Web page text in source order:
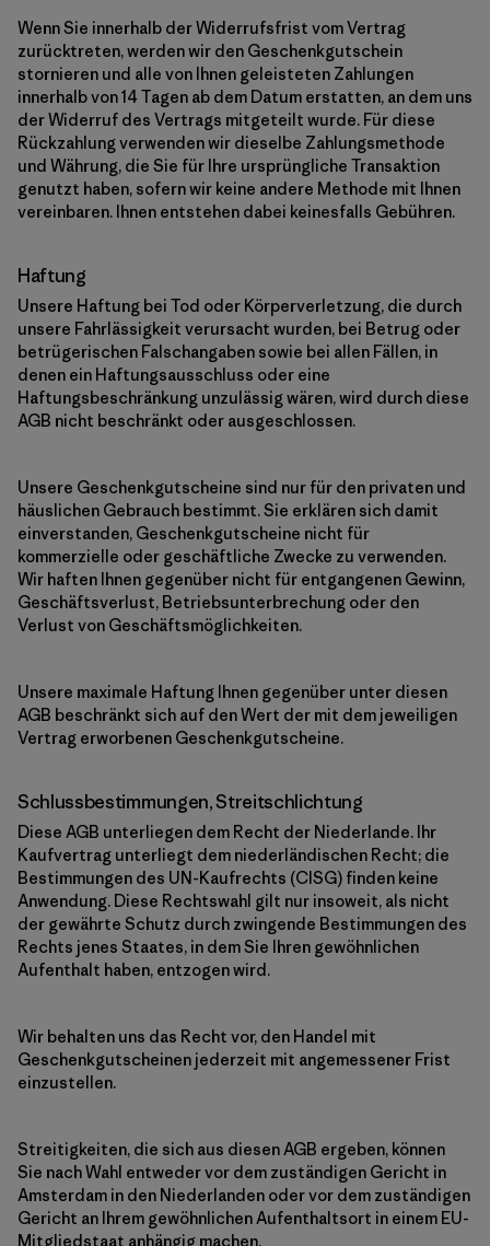
Wenn Sie innerhalb der Widerrufsfrist vom Vertrag
zurücktreten, werden wir den Geschenkgutschein
stornieren und alle von Ihnen geleisteten Zahlungen
innerhalb von 14 Tagen ab dem Datum erstatten, an dem uns
der Widerruf des Vertrags mitgeteilt wurde. Für diese
Rückzahlung verwenden wir dieselbe Zahlungsmethode
und Währung, die Sie für Ihre ursprüngliche Transaktion
genutzt haben, sofern wir keine andere Methode mit Ihnen
vereinbaren. Ihnen entstehen dabei keinesfalls Gebühren.
Haftung
Unsere Haftung bei Tod oder Körperverletzung, die durch
unsere Fahrlässigkeit verursacht wurden, bei Betrug oder
betrügerischen Falschangaben sowie bei allen Fällen, in
denen ein Haftungsausschluss oder eine
Haftungsbeschränkung unzulässig wären, wird durch diese
AGB nicht beschränkt oder ausgeschlossen.
Unsere Geschenkgutscheine sind nur für den privaten und
häuslichen Gebrauch bestimmt. Sie erklären sich damit
einverstanden, Geschenkgutscheine nicht für
kommerzielle oder geschäftliche Zwecke zu verwenden.
Wir haften Ihnen gegenüber nicht für entgangenen Gewinn,
Geschäftsverlust, Betriebsunterbrechung oder den
Verlust von Geschäftsmöglichkeiten.
Unsere maximale Haftung Ihnen gegenüber unter diesen
AGB beschränkt sich auf den Wert der mit dem jeweiligen
Vertrag erworbenen Geschenkgutscheine.
Schlussbestimmungen, Streitschlichtung
Diese AGB unterliegen dem Recht der Niederlande. Ihr
Kaufvertrag unterliegt dem niederländischen Recht; die
Bestimmungen des UN-Kaufrechts (CISG) finden keine
Anwendung. Diese Rechtswahl gilt nur insoweit, als nicht
der gewährte Schutz durch zwingende Bestimmungen des
Rechts jenes Staates, in dem Sie Ihren gewöhnlichen
Aufenthalt haben, entzogen wird.
Wir behalten uns das Recht vor, den Handel mit
Geschenkgutscheinen jederzeit mit angemessener Frist
einzustellen.
Streitigkeiten, die sich aus diesen AGB ergeben, können
Sie nach Wahl entweder vor dem zuständigen Gericht in
Amsterdam in den Niederlanden oder vor dem zuständigen
Gericht an Ihrem gewöhnlichen Aufenthaltsort in einem EU-
Mitgliedstaat anhängig machen.